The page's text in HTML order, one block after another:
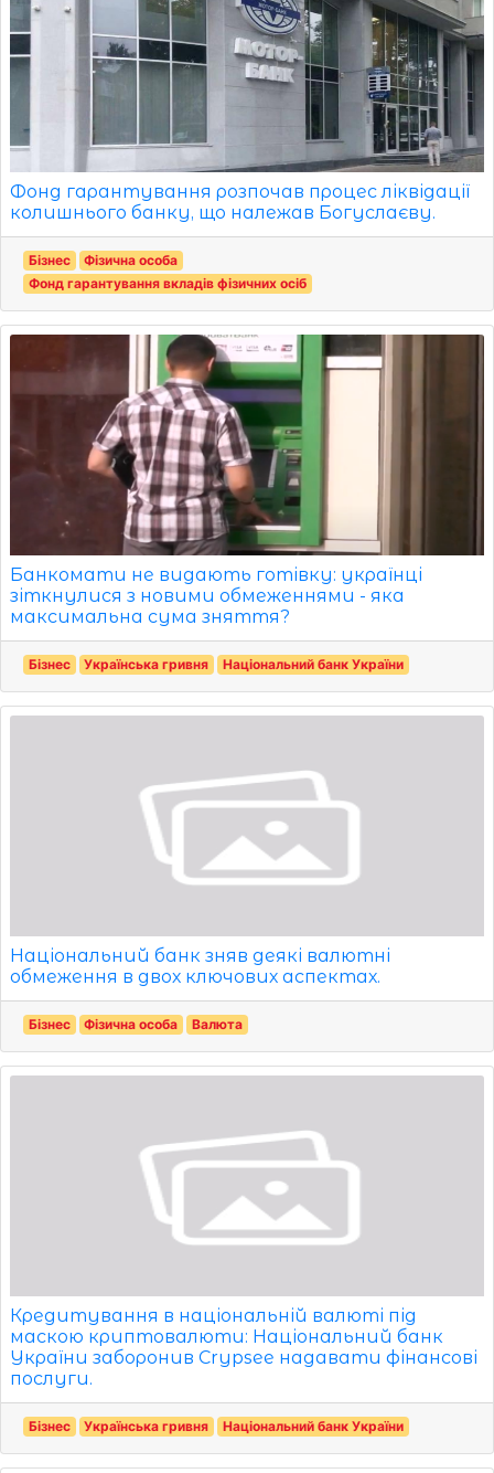
Фонд гарантування розпочав процес ліквідації
колишнього банку, що належав Богуслаєву.
Бізнес
Фізична особа
Фонд гарантування вкладів фізичних осіб
Банкомати не видають готівку: українці
зіткнулися з новими обмеженнями - яка
максимальна сума зняття?
Бізнес Українська гривня Національний банк України
Національний банк зняв деякі валютні
обмеження в двох ключових аспектах.
Бізнес Фізична особа Валюта
Кредитування в національній валюті під
маскою криптовалюти: Національний банк
України заборонив Crypsee надавати фінансові
послуги.
Бізнес Українська гривня Національний банк України